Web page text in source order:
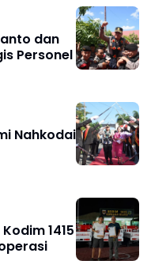
dan
Personel
Nahkodai
1415